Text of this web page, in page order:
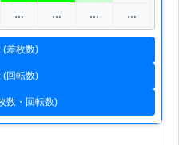
… … … …
(差枚数)
(回転数)
数・回転数)